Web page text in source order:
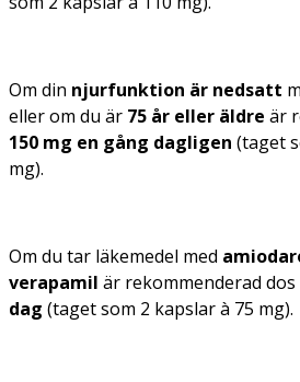
Om din njurfunktion är nedsatt
eller om du är 75 år eller äldre är
150 mg en gång dagligen (taget
mg).
Om du tar läkemedel med
verapamil är rekommenderad dos
dag (taget som 2 kapslar à 75 mg).